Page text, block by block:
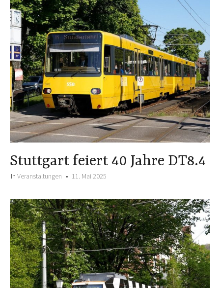
Stuttgart feiert 40 Jahre DT8.4
In Veranstaltungen 11. Mai 2025